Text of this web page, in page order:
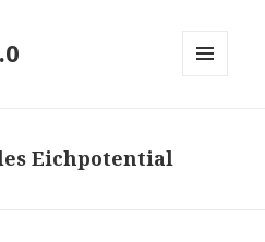
Eichpotential